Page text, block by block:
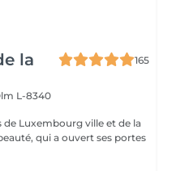
la
165
L-8340
Luxembourg ville et de la
qui a ouvert ses portes